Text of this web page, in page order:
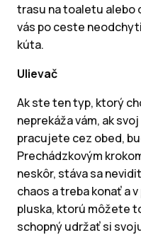
trasu na toaletu alebo
vás po ceste
kúta.
Ulievač
Ak ste ten typ, ktorý
neprekáža vám, ak
pracujete cez obed,
Prechádzkovým
neskôr, stáva sa
chaos a treba konať a
pluska, ktorú môžete
schopný udržať si